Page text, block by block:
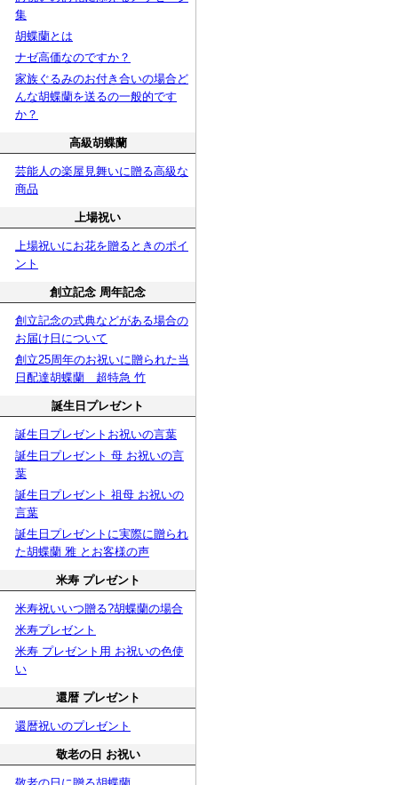
集
胡蝶蘭とは
ナゼ高価なのですか？
家族ぐるみのお付き合いの場合ど
んな胡蝶蘭を送るの一般的です
か？
高級胡蝶蘭
芸能人の楽屋見舞いに贈る高級な
商品
上場祝い
上場祝いにお花を贈るときのポイ
ント
創立記念 周年記念
創立記念の式典などがある場合の
お届け日について
創立25周年のお祝いに贈られた当
日配達胡蝶蘭 超特急 竹
誕生日プレゼント
誕生日プレゼントお祝いの言葉
誕生日プレゼント 母 お祝いの言
葉
誕生日プレゼント 祖母 お祝いの
言葉
誕生日プレゼントに実際に贈られ
た胡蝶蘭 雅 とお客様の声
米寿 プレゼント
米寿祝いいつ贈る?胡蝶蘭の場合
米寿プレゼント
米寿 プレゼント用 お祝いの色使
い
還暦 プレゼント
還暦祝いのプレゼント
敬老の日 お祝い